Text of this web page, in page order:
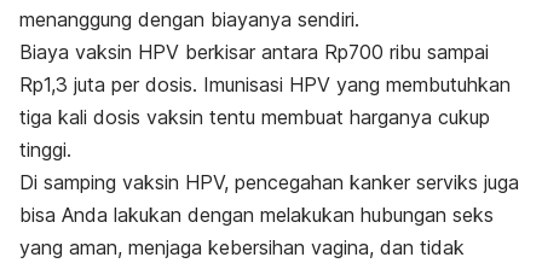
menanggung dengan biayanya sendiri.
Biaya vaksin HPV berkisar antara Rp700 ribu sampai
Rp1,3 juta per dosis. Imunisasi HPV yang membutuhkan
tiga kali dosis vaksin tentu membuat harganya cukup
tinggi.
Di samping vaksin HPV, pencegahan kanker serviks juga
bisa Anda lakukan dengan melakukan hubungan seks
yang aman, menjaga kebersihan vagina, dan tidak